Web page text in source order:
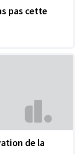
pas cette
de la